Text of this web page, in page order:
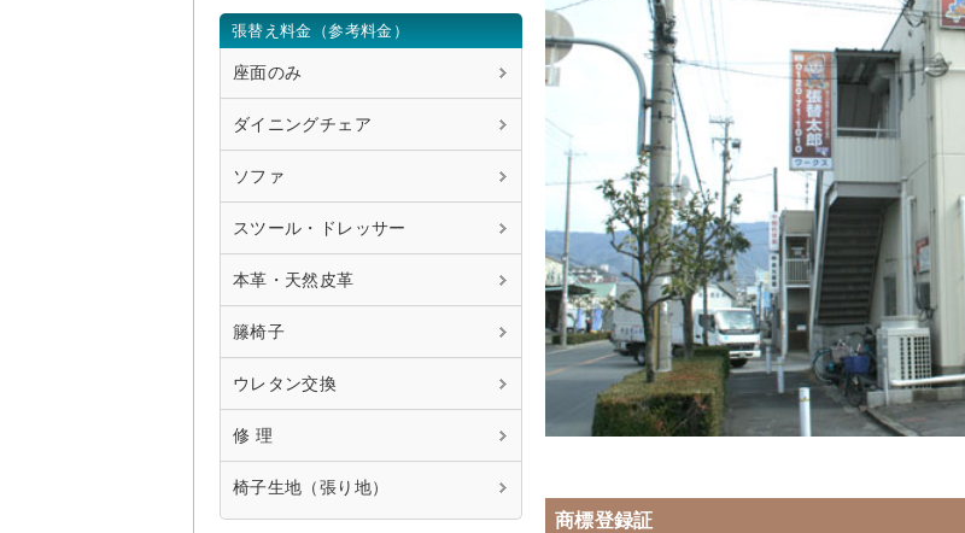
商標登録証
張替え料金（参考料金）
座面のみ
ダイニングチェア
ソファ
スツール・ドレッサー
本革・天然皮革
籐椅子
ウレタン交換
修 理
椅子生地（張り地）